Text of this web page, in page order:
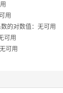
用
的对数值：无可用
可用
无可用